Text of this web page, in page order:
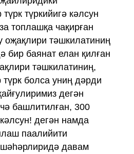
түркийигә кәлсун
топлашқа чақирған
оҗақлири тәшкилатиниң
бир баянат елан қилған
тәшкилатиниң,
болса униң дәрди
дегән
башлитилған, 300
кәлсун! дегән намда
паалийити
шәһәрлиридә давам